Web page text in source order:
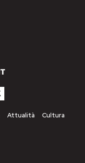
Attualità
Cultura